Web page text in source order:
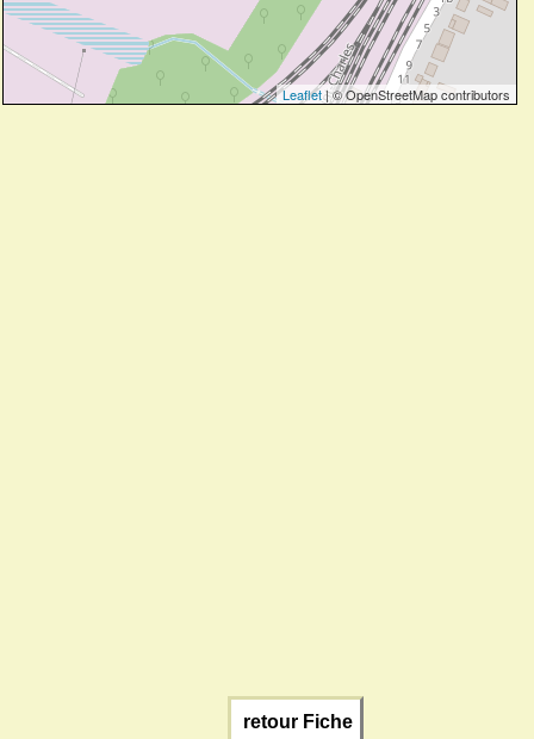
Leaflet| © OpenStreetMap contributors
retour Fiche